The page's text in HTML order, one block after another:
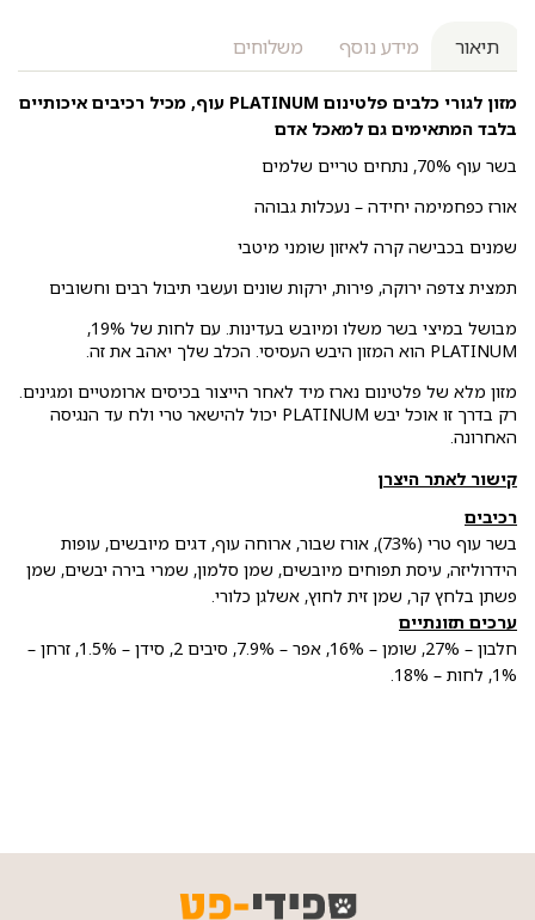
תיאור מידע נוסף משלוחים
מזון לגורי כלבים
פלטינום PLATINUM עוף, מכיל רכיבים איכותיים
בלבד המתאימים גם למאכל אדם
בשר עוף 70%, נתחים טריים שלמים
אורז כפחמימה יחידה – נעכלות גבוהה
שמנים בכבישה קרה לאיזון שומני מיטבי
תמצית צדפה ירוקה, פירות, ירקות שונים ועשבי תיבול רבים וחשובים
מבושל במיצי בשר משלו ומיובש בעדינות. עם לחות של 19%,
PLATINUM הוא המזון היבש העסיסי. הכלב שלך יאהב את זה.
מזון מלא של פלטינום נארז מיד לאחר הייצור בכיסים ארומטיים ומגינים.
רק בדרך זו אוכל יבש PLATINUM יכול להישאר טרי ולח עד הנגיסה
האחרונה.
קישור לאתר היצרן
רכיבים
בשר עוף טרי (73%), אורז שבור, ארוחה עוף, דגים מיובשים, עופות
הידרוליזה, עיסת תפוחים מיובשים, שמן סלמון, שמרי בירה יבשים, שמן
פשתן בלחץ קר, שמן זית לחוץ, אשלגן כלורי.
ערכים תזונתיים
חלבון – 27%, שומן – 16%, אפר – 7.9%, סיבים 2, סידן – 1.5%, זרחן –
1%, לחות – 18%.